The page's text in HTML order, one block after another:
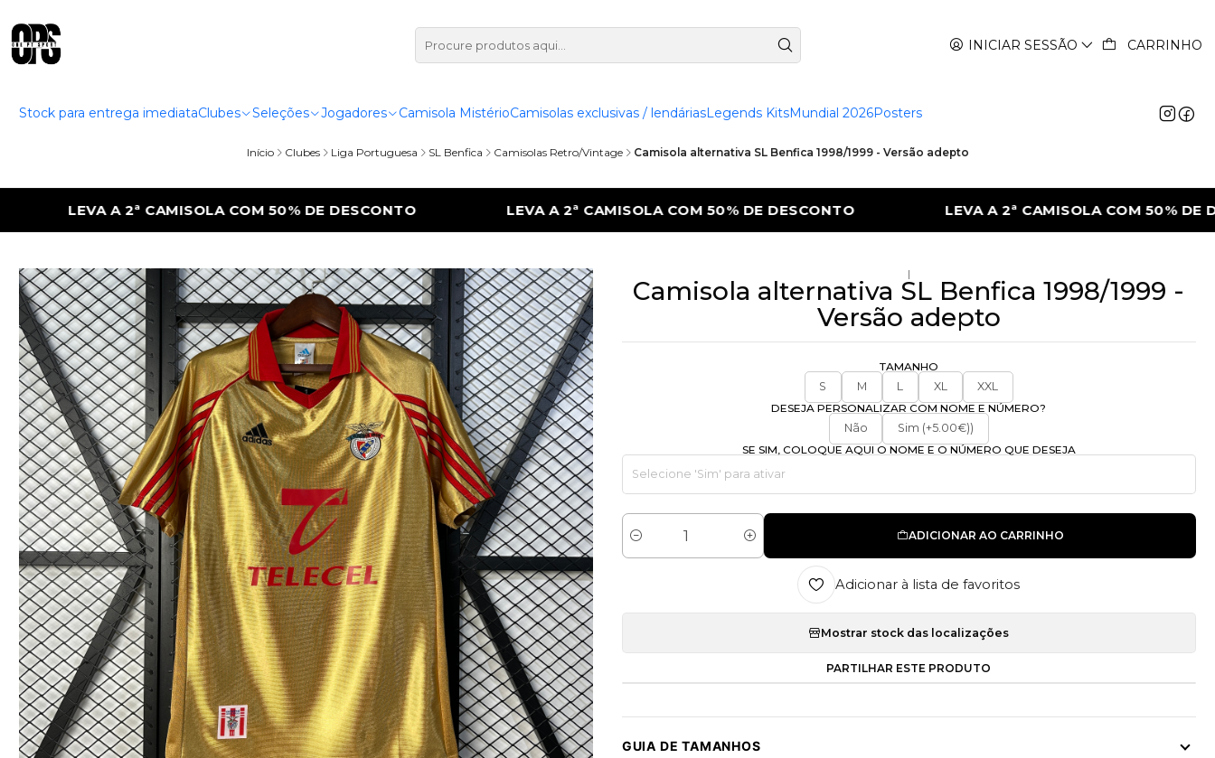
INICIAR SESSÃO CARRINHO
Stock para entrega imediataClubes Seleções Jogadores Camisola MistérioCamisolas exclusivas / lendáriasLegends KitsMundial 2026Posters
Início Clubes Liga Portuguesa SL Benfica Camisolas Retro/Vintage Camisola alternativa SL Benfica 1998/1999 - Versão adepto
DE DESCONTO LEVA A 2ª CAMISOLA COM 50% DE DESCONTO LEVA A 2ª CAMISOLA COM 50% DE DESCONTO LEVA A 2ª
|
Camisola alternativa SL Benfica 1998/1999 -
Versão adepto
TAMANHO
S
M L XL
XXL
DESEJA PERSONALIZAR COM NOME E NÚMERO?
Não
Sim (+5.00€))
SE SIM, COLOQUE AQUI O NOME E O NÚMERO QUE DESEJA
Quantidade
ADICIONAR AO CARRINHO
Adicionar à lista de favoritos
Mostrar stock das localizações
PARTILHAR ESTE PRODUTO
GUIA DE TAMANHOS